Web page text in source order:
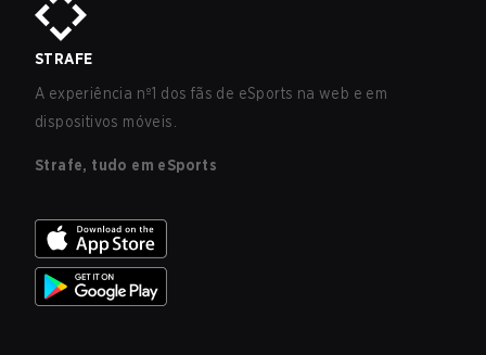
STRAFE
A experiência nº1 dos fãs de eSports na web e em
dispositivos móveis.
Strafe, tudo em eSports